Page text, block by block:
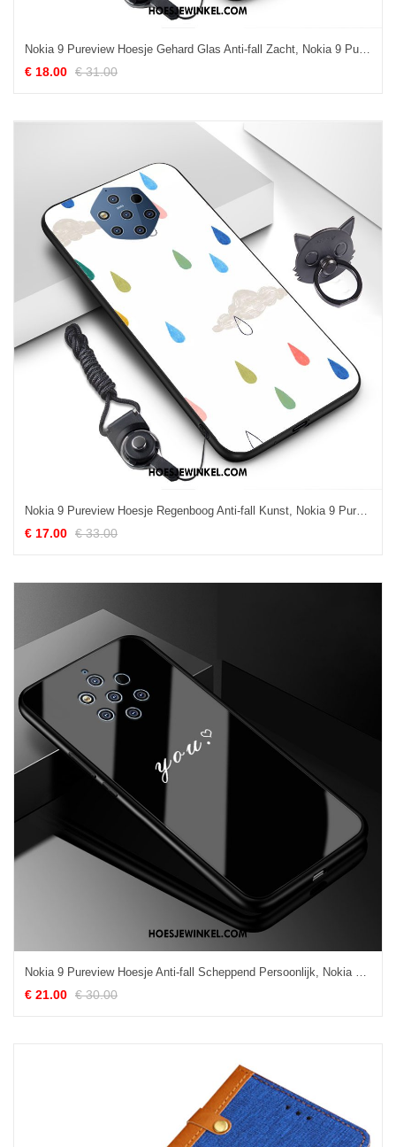
Nokia 9 Pureview Hoesje Gehard Glas Anti-fall Zacht, Nokia 9 Pureview Hoesje Blauw Mooie
€ 18.00 € 31.00
Nokia 9 Pureview Hoesje Regenboog Anti-fall Kunst, Nokia 9 Pureview Hoesje Bescherming Mobiele Telefoon
€ 17.00 € 33.00
Nokia 9 Pureview Hoesje Anti-fall Scheppend Persoonlijk, Nokia 9 Pureview Hoesje Mobiele Telefoon Bescherming
€ 21.00 € 30.00